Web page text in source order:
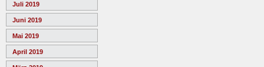
Juli 2019
Juni 2019
Mai 2019
April 2019